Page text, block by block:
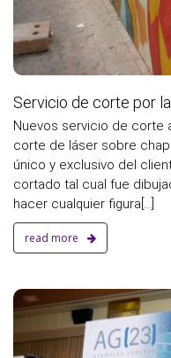
Servicio de corte por
Nuevos servicio de corte
corte de láser sobre
único y exclusivo del
cortado tal cual fue
hacer cualquier figura[...]
read more